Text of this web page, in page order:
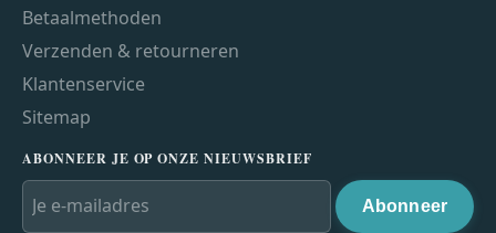
Betaalmethoden
Verzenden & retourneren
Klantenservice
Sitemap
ABONNEER JE OP ONZE NIEUWSBRIEF
Abonneer